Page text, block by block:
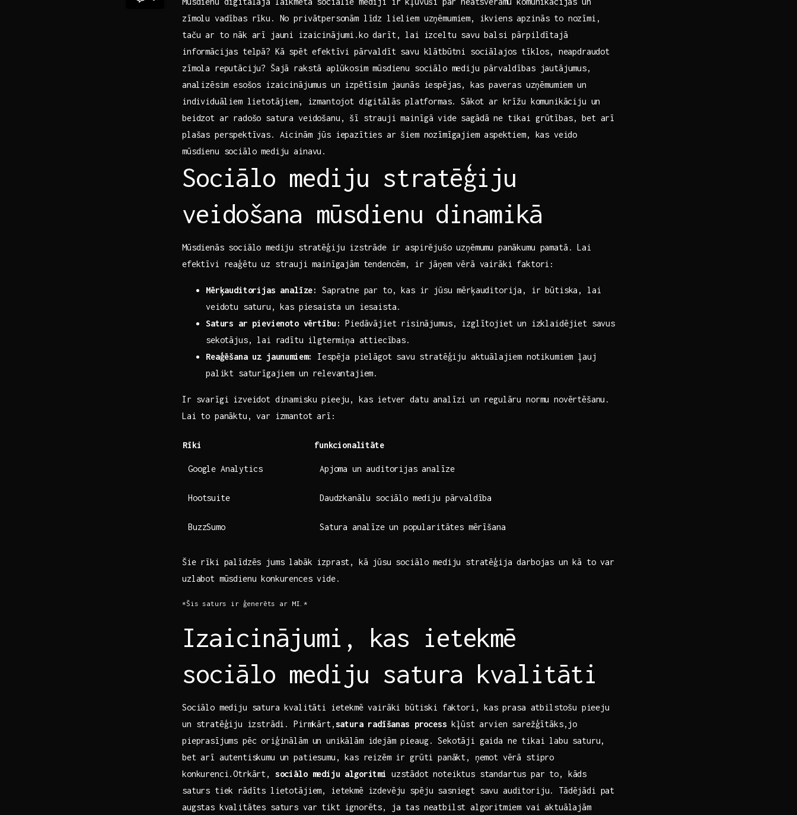
zīmolu​ vadības rīku. No privātpersonām līdz lieliem uzņēmumiem, ikviens apzinās to nozīmi,
taču ar to nāk arī jauni izaicinājumi.ko darīt,⁣ lai izceltu savu balsi pārpildītajā⁤
informācijas telpā? Kā ⁢spēt efektīvi pārvaldīt savu klātbūtni sociālajos⁣ tīklos, neapdraudot
zīmola reputāciju? Šajā​ rakstā ⁣aplūkosim mūsdienu sociālo mediju pārvaldības jautājumus,
⁤analizēsim esošos izaicinājumus un izpētīsim jaunās iespējas, ⁢kas⁣ paveras uzņēmumiem un
⁢individuāliem lietotājiem, izmantojot​ digitālās⁣ platformas. Sākot ar krīžu komunikāciju un
beidzot ar radošo satura veidošanu, šī strauji mainīgā vide ‌sagādā ne ‌tikai grūtības, bet arī
plašas perspektīvas. Aicinām jūs iepazīties ar ⁤šiem nozīmīgajiem⁣ aspektiem,‍ kas veido
‌mūsdienu sociālo mediju ainavu.
Sociālo mediju stratēģiju
veidošana mūsdienu⁤ dinamikā
Mūsdienās sociālo mediju stratēģiju ⁤izstrāde ir aspirējušo ​uzņēmumu panākumu pamatā. Lai
efektīvi reaģētu uz strauji ⁢mainīgajām tendencēm, ir jāņem vērā vairāki faktori:
Mērķauditorijas analīze:
Sapratne par to, kas ir jūsu mērķauditorija, ir būtiska, lai
veidotu saturu, kas piesaista​ un iesaista.
Saturs ar pievienoto vērtību: Piedāvājiet risinājumus, izglītojiet​ un izklaidējiet‌ savus
sekotājus, lai radītu ⁤ilgtermiņa attiecības.
Reaģēšana uz jaunumiem:
Iespēja ⁣pielāgot ‍savu stratēģiju aktuālajiem notikumiem ļauj
palikt saturīgajiem un relevantajiem.
Ir svarīgi izveidot dinamisku pieeju,‍ kas ietver datu analīzi un ⁣regulāru normu novērtēšanu.
Lai to panāktu, var ​izmantot​ arī:
Rīki funkcionalitāte
Google Analytics Apjoma un auditorijas analīze
Hootsuite Daudzkanālu sociālo mediju ​pārvaldība
BuzzSumo Satura analīze⁣ un popularitātes mērīšana
Šie rīki palīdzēs jums labāk izprast, kā jūsu⁤ sociālo mediju stratēģija darbojas‍ un kā to var​
uzlabot mūsdienu konkurences vide.
*Šis saturs ir ģenerēts ar MI.*
Izaicinājumi, kas‍ ietekmē
sociālo mediju satura kvalitāti
Sociālo mediju satura⁤ kvalitāti ietekmē vairāki ⁤būtiski faktori, kas ⁤prasa atbilstošu ‍pieeju
‍un stratēģiju⁢ izstrādi. Pirmkārt,satura⁣ radīšanas process kļūst arvien ‍sarežģītāks,jo
pieprasījums pēc oriģinālām un unikālām idejām ‍pieaug.‌ Sekotāji gaida ne tikai labu⁢ saturu,
bet arī autentiskumu ‍un patiesumu, kas⁣ reizēm ir grūti​ panākt, ņemot vērā stipro
konkurenci.Otrkārt,‍ sociālo mediju algoritmi uzstādot noteiktus standartus par ‍to, kāds
saturs tiek rādīts lietotājiem, ietekmē izdevēju ‍spēju sasniegt savu auditoriju. Tādējādi pat
augstas kvalitātes saturs var tikt ignorēts, ja tas neatbilst ⁣algoritmiem vai aktuālajām